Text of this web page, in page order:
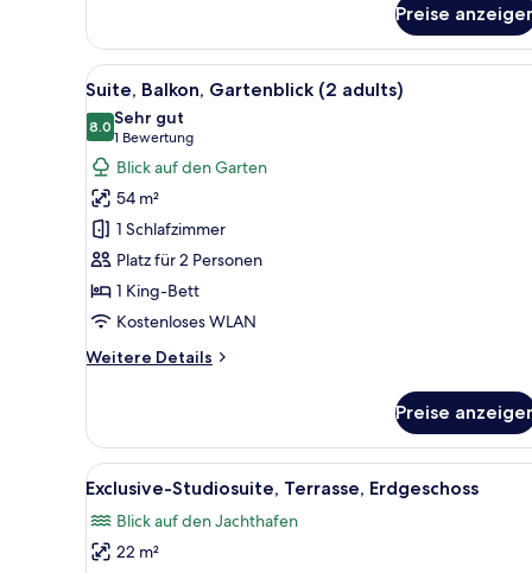
Preise
Alle
Fotos
für
Suite,
Balkon,
Gartenblick
(2
adults)
anzeigen
Ein Hotelzimmer mit einem
10
Suite, Balkon, Gartenblick (2 adults)
8.08.0 von 10
Sehr gut
1 Bewertung
(1
Bewertung)
Blick auf den Garten
54 m²
1 Schlafzimmer
Platz für 2 Personen
1 King-Bett
Kostenloses WLAN
Weitere Details
Weitere
Balkon,
Gartenblick
(2
Preise
Alle
Fotos
für
Exclusive-
Ein modernes Schlafzimmer
5
Exclusive-Studiosuite, Terrasse, Erdgeschoss
Blick auf den Jachthafen
22 m²